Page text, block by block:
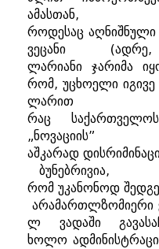
ამასთან,
როდესაც აღნიშნული
ვეცანი (ადრე
ლარიანი
ჯარიმა
რომ, უცხოელი იგივე
ლარით
რაც
საქართველოს
„ნოვაციის
აშკარად
ბუნებრივია,
რომ უკანონოდ
არამართლზომიერი
ლ
ვადაში
ხოლო